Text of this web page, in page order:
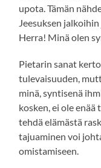
upota. Tämän
Jeesuksen
Herra! Minä olen
Pietarin sanat
tulevaisuuden,
minä, syntisenä
kosken, ei ole
tehdä elämästä
tajuaminen voi
omistamiseen.